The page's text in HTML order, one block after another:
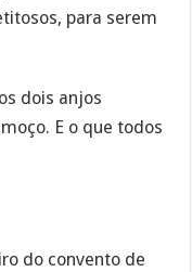
para serem
dois anjos
E o que todos
do convento de